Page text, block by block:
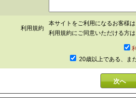
利用規約
本サイトをご利用になるお客様
利用規約にご同意いただける方
20歳以上である、ま